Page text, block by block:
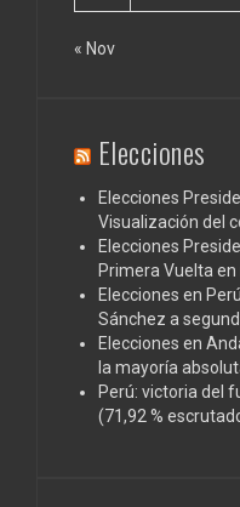
« Nov
Elecciones
Elecciones
Visualización del
Elecciones
Primera Vuelta
Elecciones en
Sánchez a
Elecciones en
la mayoría
Perú: victoria del
(71,92 %